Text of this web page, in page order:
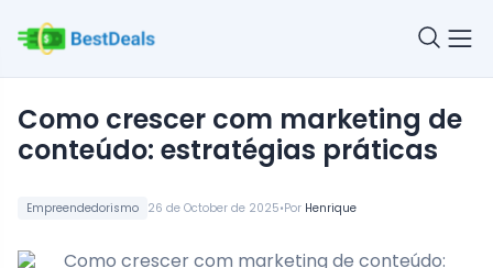
Empreendedorismo 26 de October de 2025•Por Henrique
Como crescer com marketing de
conteúdo: estratégias práticas